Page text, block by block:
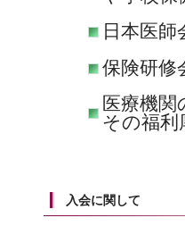
日本医
保険研修
医療機
その福利
入会に関して